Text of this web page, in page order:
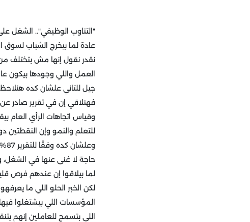
"التناوب الوظيفي".. الشغل
عادة لما بيخرج الشباب
نقدر نقول إنها مش بتختلف من
العمل واللي وجودها بيكون
جيل للتاني علشان كده
وقياس اتجاهات الرأي العام
للتعلم والنمو وإن النقطتين
حاجة لا غنى عنها في الشغل،
لما بيلاقوا إن عندهم فرص
لكن الخبر الحلو اللي ما
المؤسسات اللي بيشتغلوا
اللي بتسمح للعاملين إنهم